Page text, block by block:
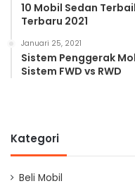
10 Mobil Sedan
Terbaru 2021
Januari 25, 2021
Sistem Penggerak
Sistem FWD vs RWD
Kategori
Beli Mobil